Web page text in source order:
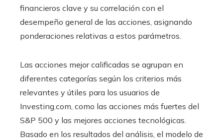
financieros clave y su correlación con el
desempeño general de las acciones, asignando
ponderaciones relativas a estos parámetros.
Las acciones mejor calificadas se agrupan en
diferentes categorías según los criterios más
relevantes y útiles para los usuarios de
Investing.com, como las acciones más fuertes del
S&P 500 y las mejores acciones tecnológicas.
Basado en los resultados del análisis, el modelo de